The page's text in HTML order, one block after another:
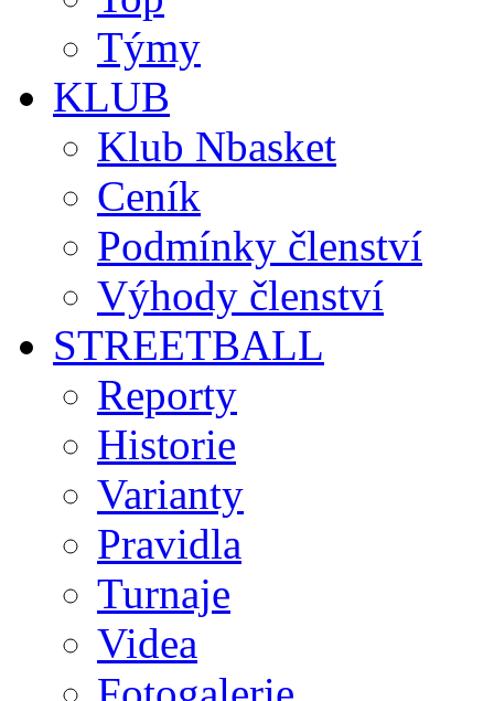
Týmy
KLUB
Klub Nbasket
Ceník
Podmínky členství
Výhody členství
STREETBALL
Reporty
Historie
Varianty
Pravidla
Turnaje
Videa